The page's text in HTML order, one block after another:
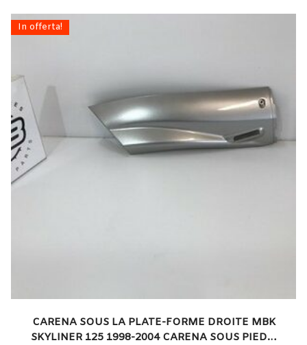
In offerta!
CARENA SOUS LA PLATE-FORME DROITE MBK
SKYLINER 125 1998-2004 CARENA SOUS PIED…